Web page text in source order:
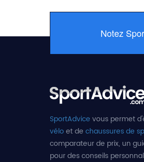
Notez
SportAdvice vous permet
véloet de chaussures de
comparateur de prix, un
pour des conseils